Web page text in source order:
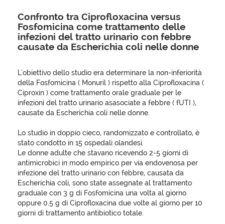
Confronto tra Ciprofloxacina versus
Fosfomicina come trattamento delle
infezioni del tratto urinario con febbre
causate da Escherichia coli nelle donne
L'obiettivo dello studio era determinare la non-inferiorità
della Fosfomicina ( Monuril ) rispetto alla Ciprofloxacina (
Ciproxin ) come trattamento orale graduale per le
infezioni del tratto urinario asasociate a febbre ( fUTI ),
causate da Escherichia coli nelle donne.
Lo studio in doppio cieco, randomizzato e controllato, è
stato condotto in 15 ospedali olandesi.
Le donne adulte che stavano ricevendo 2-5 giorni di
antimicrobici in modo empirico per via endovenosa per
infezione del tratto urinario con febbre, causata da
Escherichia coli, sono state assegnate al trattamento
graduale con 3 g di Fosfomicina una volta al giorno
oppure 0.5 g di Ciprofloxacina due volte al giorno per 10
giorni di trattamento antibiotico totale.